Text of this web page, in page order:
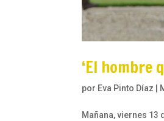
‘El hombre
por Eva Pinto Díaz
Mañana, viernes 13